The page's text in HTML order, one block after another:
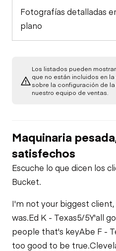
Fotografías detalladas
plano
Los listados pueden
que no están incluidos en
sobre la configuración de
nuestro equipo de ventas.
Maquinaria
satisfechos
Escuche lo que dicen los
Bucket.
I'm not your biggest
was.Ed K - Texas5/5Y'all
people that's keyAbe F -
too good to be true.